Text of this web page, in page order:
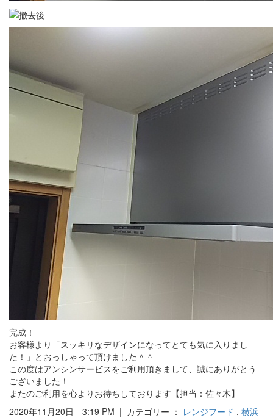
完成！
お客様より「スッキリなデザインになってとても気に入りまし
た！」とおっしゃって頂けました＾＾
この度はアンシンサービスをご利用頂きまして、誠にありがとう
ございました！
またのご利用を心よりお待ちしております【担当：佐々木】
2020年11月20日 3:19 PM | カテゴリー ： レンジフード , 横浜